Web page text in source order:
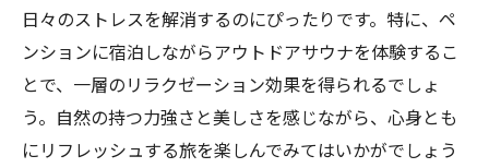
日々のストレスを解消するのにぴったりです。特に、ペ
ンションに宿泊しながらアウトドアサウナを体験するこ
とで、一層のリラクゼーション効果を得られるでしょ
う。自然の持つ力強さと美しさを感じながら、心身とも
にリフレッシュする旅を楽しんでみてはいかがでしょう